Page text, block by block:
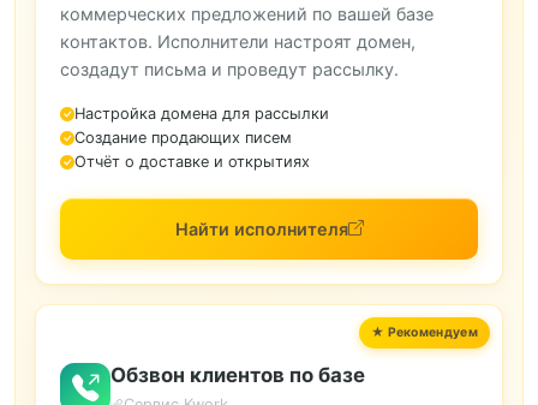
коммерческих предложений по вашей базе
контактов. Исполнители настроят домен,
создадут письма и проведут рассылку.
Настройка домена для рассылки
Создание продающих писем
Отчёт о доставке и открытиях
Найти исполнителя
Обзвон клиентов по базе